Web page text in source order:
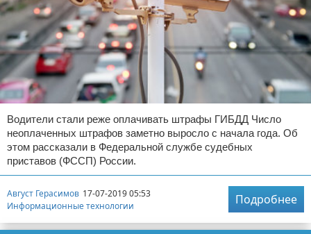
Водители стали реже оплачивать штрафы ГИБДД Число
неоплаченных штрафов заметно выросло с начала года. Об
этом рассказали в Федеральной службе судебных
приставов (ФССП) России.
Август Герасимов 17-07-2019 05:53
Информационные технологии
Подробнее